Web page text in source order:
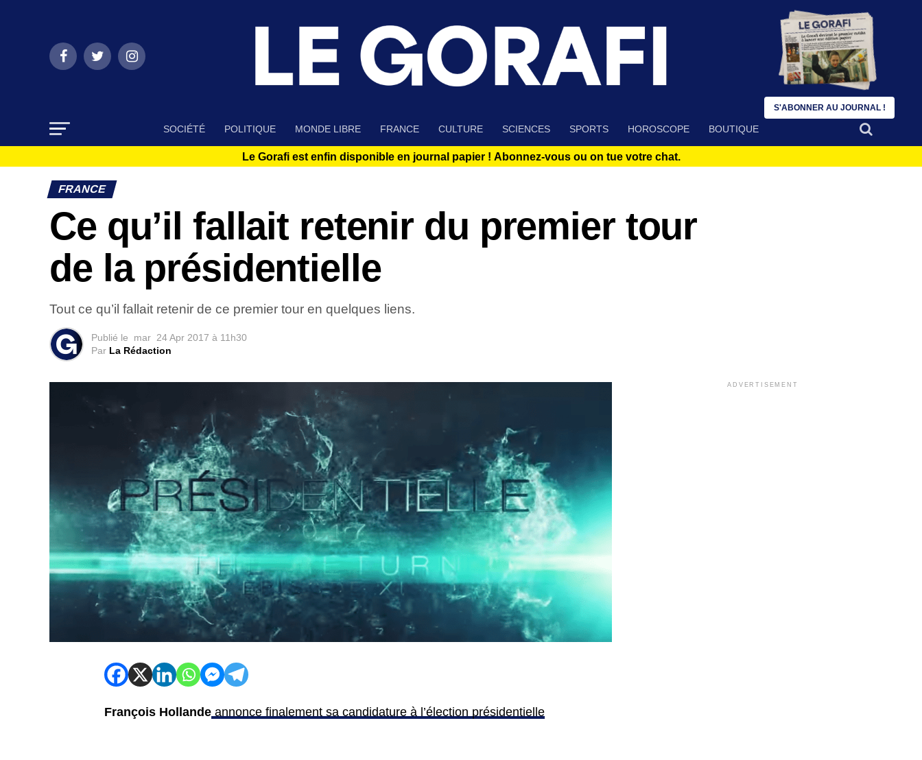
SOCIÉTÉ POLITIQUE MONDE LIBRE FRANCE CULTURE SCIENCES SPORTS HOROSCOPE BOUTIQUE
Le Gorafi est enfin disponible en journal papier ! Abonnez-vous ou on tue votre chat.
FRANCE
Ce qu’il fallait retenir du premier tour
de la présidentielle
Tout ce qu’il fallait retenir de ce premier tour en quelques liens.
Publié le mar 24 Apr 2017 à 11h30
Par La Rédaction
François Hollande annonce finalement sa candidature à l’élection présidentielle
ADVERTISEMENT
S'ABONNER AU JOURNAL !